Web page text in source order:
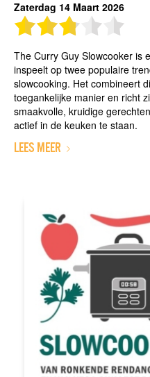
Zaterdag 14 Maart 2026
The Curry Guy Slowcooker is
inspeelt op twee populaire
slowcooking. Het combineert
toegankelijke manier en richt
smaakvolle, kruidige
actief in de keuken te staan.
LEES MEER